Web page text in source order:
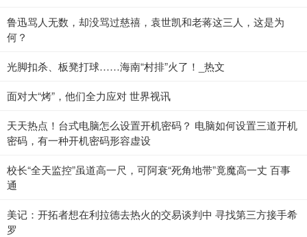
鲁迅骂人无数，却没骂过慈禧，袁世凯和老蒋这三人，这是为
何？
光脚扣杀、板凳打球……海南“村排”火了！_热文
面对大“烤”，他们全力应对 世界视讯
天天热点！台式电脑怎么设置开机密码？ 电脑如何设置三道开机
密码，有一种开机密码形容虚设
校长“全天监控”虽道高一尺，可阿衰“死角地带”竟魔高一丈 百事
通
美记：开拓者想在利拉德去热火的交易谈判中 寻找第三方接手希
罗